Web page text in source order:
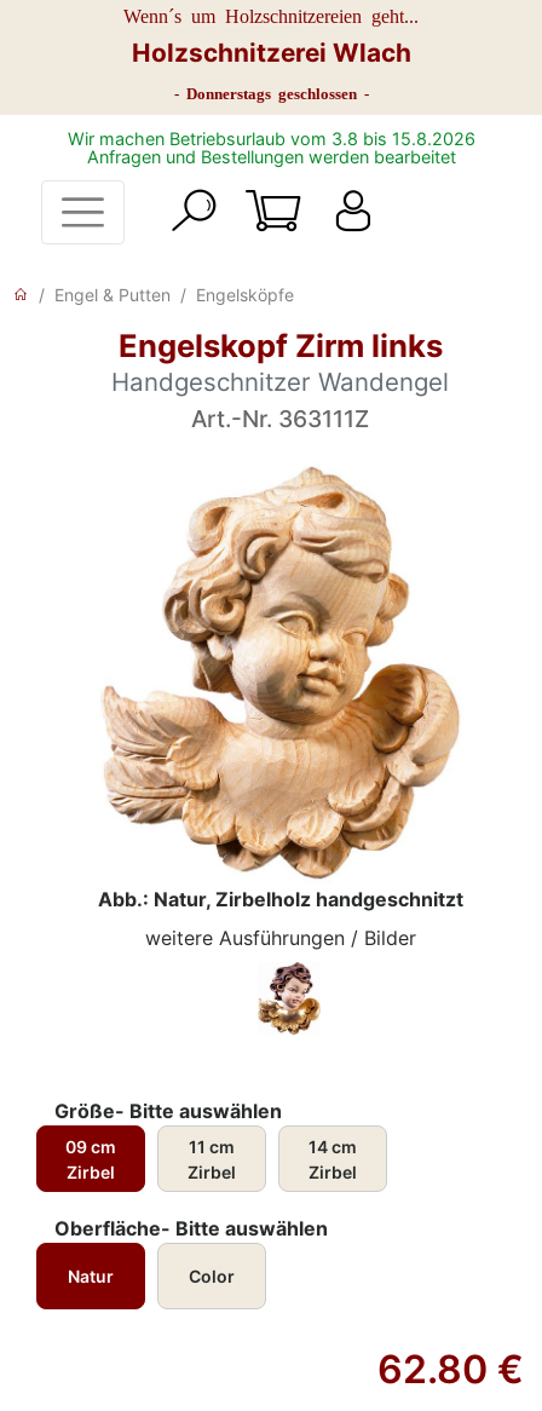
Wenn´s um Holzschnitzereien geht...
Holzschnitzerei Wlach
- Donnerstags geschlossen -
Wir machen Betriebsurlaub vom 3.8 bis 15.8.2026
Anfragen und Bestellungen werden bearbeitet
Engel & Putten Engelsköpfe
Engelskopf Zirm links
Handgeschnitzer Wandengel
Art.-Nr. 363111Z
Abb.: Natur, Zirbelholz handgeschnitzt
weitere Ausführungen / Bilder
Größe- Bitte auswählen
09 cm
Zirbel
11 cm
Zirbel
14 cm
Zirbel
Oberfläche- Bitte auswählen
Natur Color
62.80 €